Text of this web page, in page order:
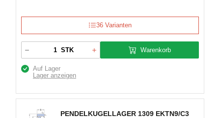
36 Varianten
STK Warenkorb
Auf Lager
Lager anzeigen
PENDELKUGELLAGER 1309 EKTN9/C3